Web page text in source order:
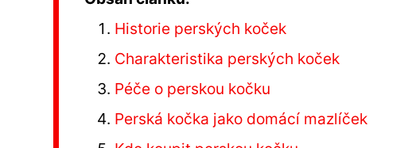
Historie perských koček
Charakteristika perských koček
Péče o perskou kočku
Perská kočka jako domácí mazlíček